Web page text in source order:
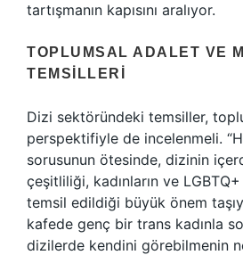
tartışmanın kapısını aralıyor.
TOPLUMSAL ADALET VE
TEMSILLERI
Dizi sektöründeki temsiller,
perspektifiyle de incelenmeli.
sorusunun ötesinde, dizinin
çeşitliliği, kadınların ve
temsil edildiği büyük önem
kafede genç bir trans kadınla
dizilerde kendini görebilmenin